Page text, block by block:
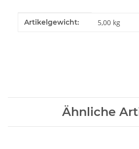
Produkteigenschaft
Wert
Artikelgewicht: 5,00 kg
Ähnliche